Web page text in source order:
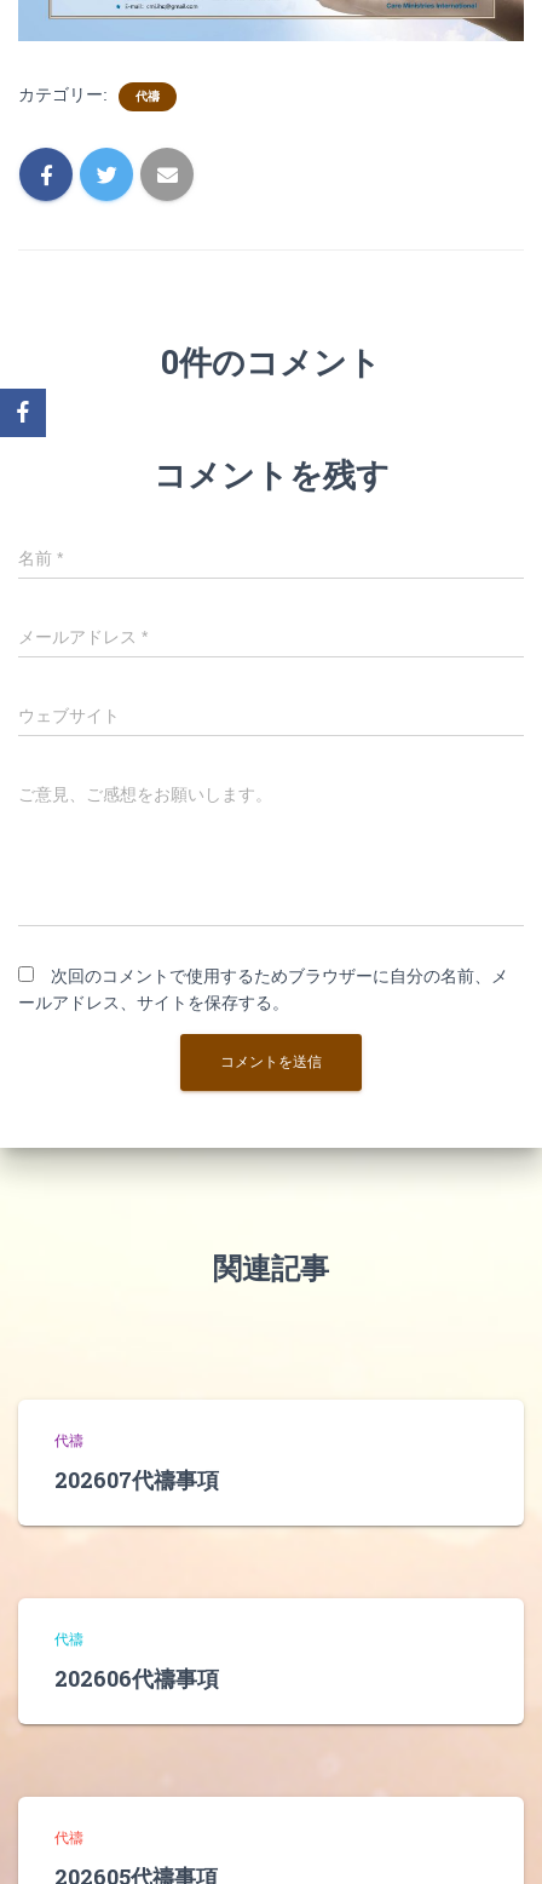
カテゴリー: 代禱
0件のコメント
コメントを残す
名前 *
メールアドレス *
ウェブサイト
ご意見、ご感想をお願いします。
次回のコメントで使用するためブラウザーに自分の名前、メ
ールアドレス、サイトを保存する。
関連記事
代禱
202607代禱事項
代禱
202606代禱事項
代禱
202605代禱事項